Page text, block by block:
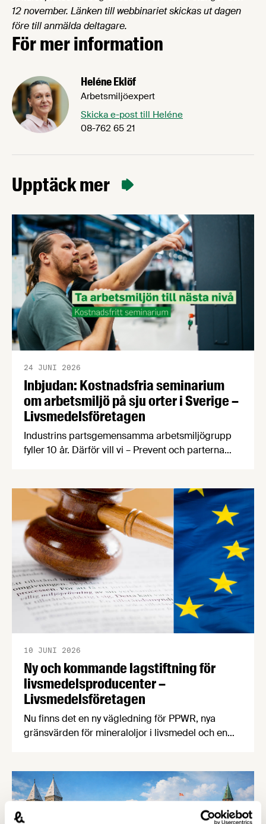
12 november. Länken till webbinariet skickas ut dagen
före till anmälda deltagare.
För mer information
Heléne Eklöf
Arbetsmiljöexpert
Skicka e-post till Heléne
08-762 65 21
Upptäck mer
Inbjudan: Kostnadsfria seminarium
om arbetsmiljö på sju orter i Sverige –
Livsmedelsföretagen
24 JUNI 2026
Industrins partsgemensamma arbetsmiljögrupp
fyller 10 år. Därför vill vi – Prevent och parterna
halvdagsseminarium om arbetsmiljö.
Seminarierna äger rum i höst på sju olika orter.
Under seminariet kommer du att få med dig ett
antal nyttiga verktyg genom att vi varvar
föreläsningspass med …
Ny och kommande lagstiftning för
livsmedelsproducenter –
Livsmedelsföretagen
10 JUNI 2026
Nu finns det en ny vägledning för PPWR, nya
gränsvärden för mineraloljor i livsmedel och en
ny vägledning på svenska Förpacknings- och
förpackningsavfallsförordningen, PPWR (EU)
2025/40, börjar tillämpas den 12 augusti i år.